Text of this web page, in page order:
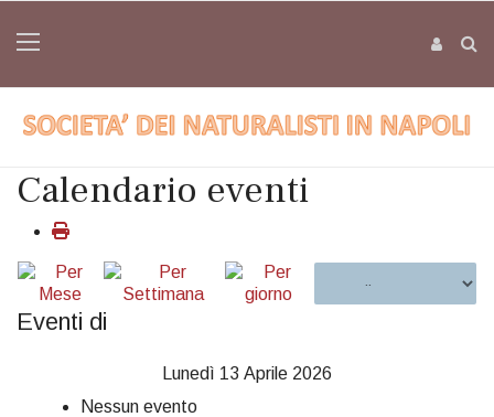
Calendario eventi
Eventi di
Lunedì 13 Aprile 2026
Nessun evento